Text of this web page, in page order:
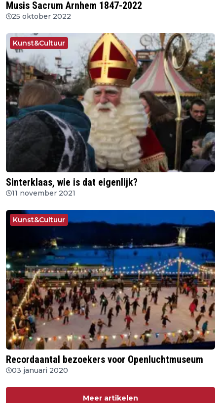
Musis Sacrum Arnhem 1847-2022
25 oktober 2022
Kunst&Cultuur
Sinterklaas, wie is dat eigenlijk?
11 november 2021
Kunst&Cultuur
Recordaantal bezoekers voor Openluchtmuseum
03 januari 2020
Meer artikelen